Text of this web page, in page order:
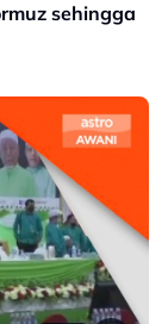
sehingga